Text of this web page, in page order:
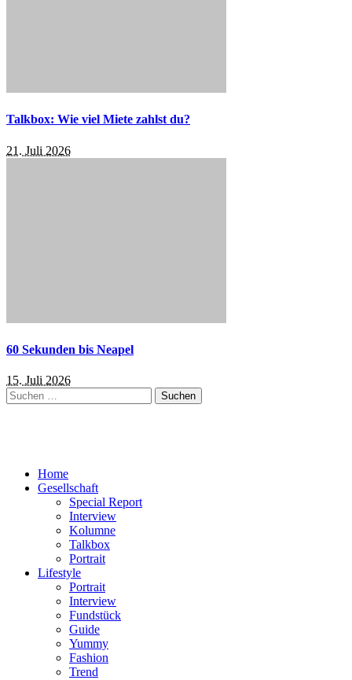
Talkbox: Wie viel Miete zahlst du?
21. Juli 2026
60 Sekunden bis Neapel
15. Juli 2026
Suchen
nach:
Home
Gesellschaft
Special Report
Interview
Kolumne
Talkbox
Portrait
Lifestyle
Portrait
Interview
Fundstück
Guide
Yummy
Fashion
Trend